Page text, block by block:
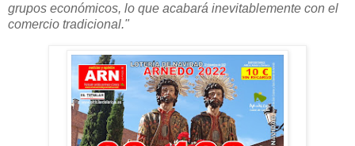
grupos económicos, lo que acabará inevitablemente con el
comercio tradicional."